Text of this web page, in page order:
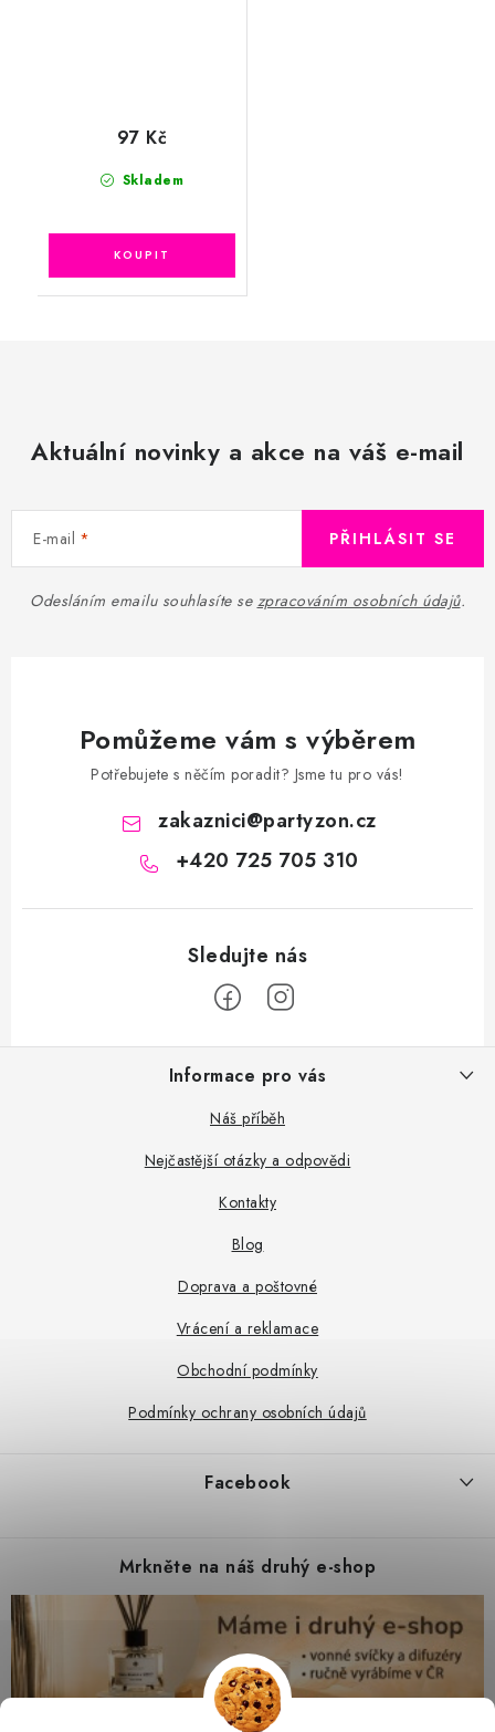
Skladem
97 Kč
Aktuální novinky a akce na váš e-mail
E-mail
Odesláním emailu souhlasíte se zpracováním osobních údajů.
PŘIHLÁSIT SE
Pomůžeme vám s výběrem
Potřebujete s něčím poradit? Jsme tu pro vás!
zakaznici@partyzon.cz
+420 725 705 310
Z
Informace pro vás
Náš příběh
Nejčastější otázky a odpovědi
Kontakty
Blog
Doprava a poštovné
Vrácení a reklamace
Obchodní podmínky
Podmínky ochrany osobních údajů
Facebook
Mrkněte na náš druhý e-shop